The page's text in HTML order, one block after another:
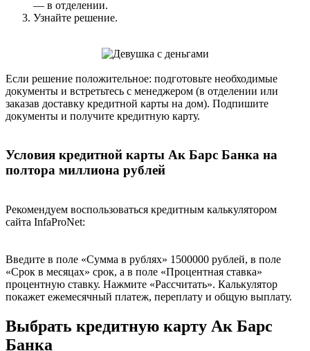
— в отделении.
Узнайте решение.
Если решение положительное: подготовьте необходимые
документы и встретьтесь с менеджером (в отделении или
заказав доставку кредитной карты на дом). Подпишите
документы и получите кредитную карту.
Условия кредитной карты Ак Барс Банка на
полтора миллиона рублей
Рекомендуем воспользоваться кредитным калькулятором
сайта InfaProNet:
Введите в поле «Сумма в рублях» 1500000 рублей, в поле
«Срок в месяцах» срок, а в поле «Процентная ставка»
процентную ставку. Нажмите «Рассчитать». Калькулятор
покажет ежемесячный платеж, переплату и общую выплату.
Выбрать кредитную карту Ак Барс
Банка